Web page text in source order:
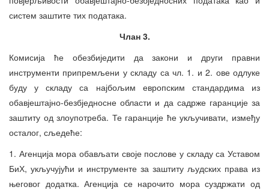
систем заштите тих података.
Члан 3.
Комисија ће обезбиједити да закони и други правни
инструменти припремљени у складу са чл. 1. и 2. ове одлуке
буду у складу са најбољим европским стандардима из
обавјештајно-безбједносне области и да садрже гаранције за
заштиту од злоупотреба. Те гаранције ће укључивати, између
осталог, сљедеће:
1. Агенција мора обављати своје послове у складу са Уставом
БиХ, укључујући и инструменте за заштиту људских права из
његовог додатка. Агенција се нарочито мора суздржати од